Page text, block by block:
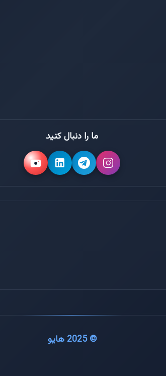
ما را دنبال کنید
© 2025 هایو